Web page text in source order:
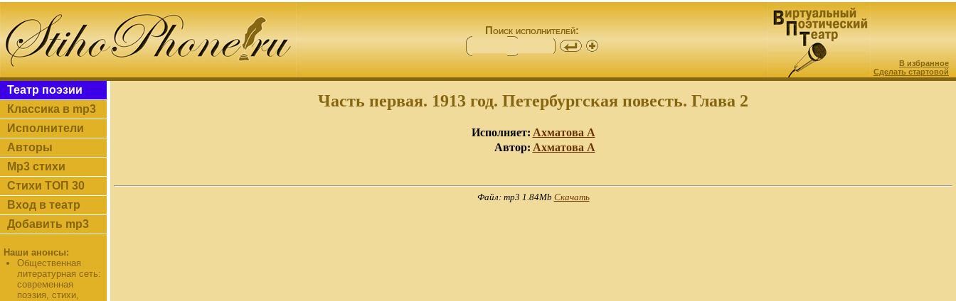
Поиск исполнителей:
В избранное
Сделать стартовой
Театр поэзии
Классика в mp3
Исполнители
Авторы
Mp3 стихи
Стихи ТОП 30
Вход в театр
Добавить mp3
Наши анонсы:
Общественная
литературная сеть:
современная
поэзия, стихи,
Часть первая. 1913 год. Петербургская повесть. Глава 2
Исполняет: Ахматова А
Автор: Ахматова А
Файл: mp3 1.84Mb Скачать